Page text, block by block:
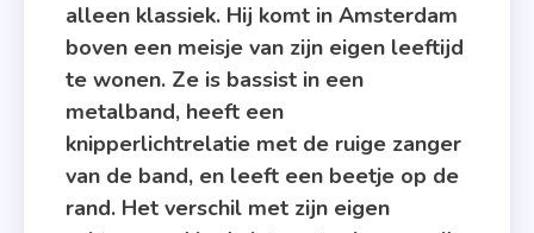
alleen klassiek. Hij komt in Amsterdam
boven een meisje van zijn eigen leeftijd
te wonen. Ze is bassist in een
metalband, heeft een
knipperlichtrelatie met de ruige zanger
van de band, en leeft een beetje op de
rand. Het verschil met zijn eigen